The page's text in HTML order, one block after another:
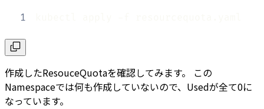
1
作成したResouceQuotaを確認してみます。 この
Namespaceでは何も作成していないので、Usedが全て0に
なっています。